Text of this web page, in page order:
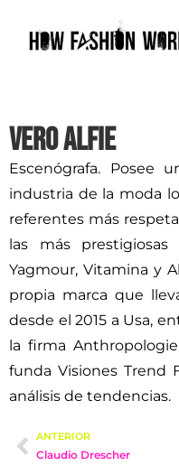
Vero Alfie
Escenógrafa. Posee
industria de la moda
referentes más
las más
Yagmour, Vitamina y
propia marca que
desde el 2015 a Usa,
la firma
funda Visiones Trend
análisis de tendencias.
ANTERIOR
Claudio Drescher